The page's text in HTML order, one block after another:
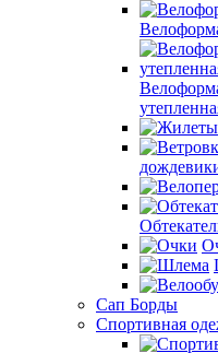
Сап Борды
Спортивная